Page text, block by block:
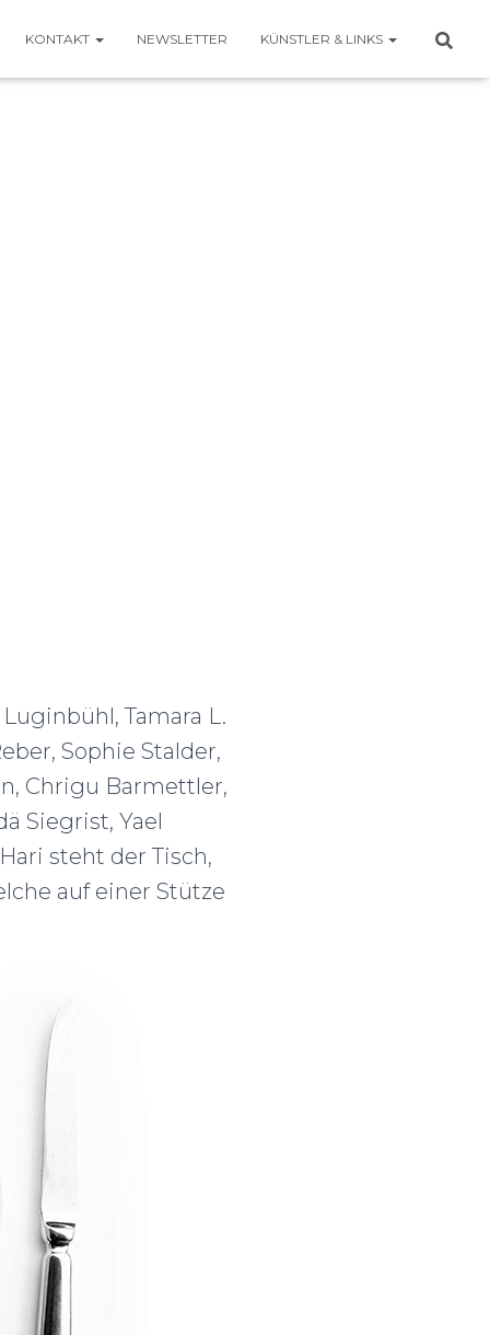
KONTAKT NEWSLETTER KÜNSTLER & LINKS
Tamara L.
Sophie Stalder,
Chrigu Barmettler,
Siegrist, Yael
steht der Tisch,
auf einer Stütze